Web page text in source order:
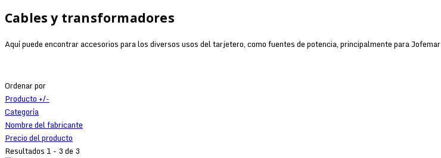
Cables y transformadores
Aquí puede encontrar accesorios para los diversos usos del tarjetero, como fuentes de potencia, principalmente para Jofemar
Ordenar por
Producto +/-
Categoría
Nombre del fabricante
Precio del producto
Resultados 1 - 3 de 3